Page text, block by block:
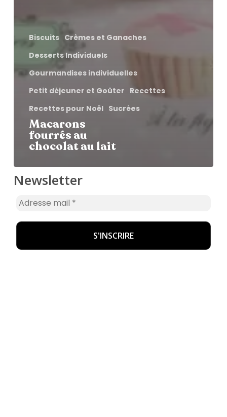
Biscuits Crèmes et Ganaches
Desserts Individuels
Gourmandises individuelles
Petit déjeuner et Goûter Recettes
Recettes pour Noël Sucrées
Macarons
fourrés au
chocolat au lait
Newsletter